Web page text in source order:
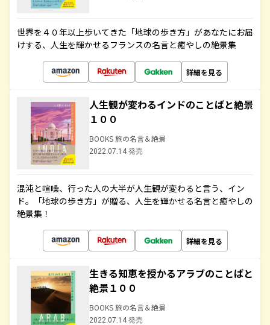
世界を４０年以上歩いてきた「地球の歩き方」があなたにお届
けする、人生を輝かせるフランスの名言と癒やしの絶景集
詳細を見る
人生観が変わるインドのことばと絶景
１００
BOOKS 旅の名言＆絶景
2022.07.14 発売
混沌と喧噪、行った人の大半が人生観が変わると言う、イン
ド。「地球の歩き方」が贈る、人生を輝かせる名言と癒やしの
絶景集！
詳細を見る
生きる知恵を授かるアラブのことばと
絶景１００
BOOKS 旅の名言＆絶景
2022.07.14 発売